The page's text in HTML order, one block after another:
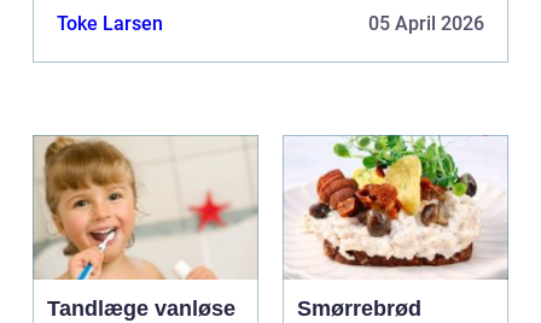
området,...
Toke Larsen 05 April 2026
Tandlæge vanløse
Smørrebrød